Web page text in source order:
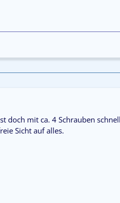
doch mit ca. 4 Schrauben
Sicht auf alles.